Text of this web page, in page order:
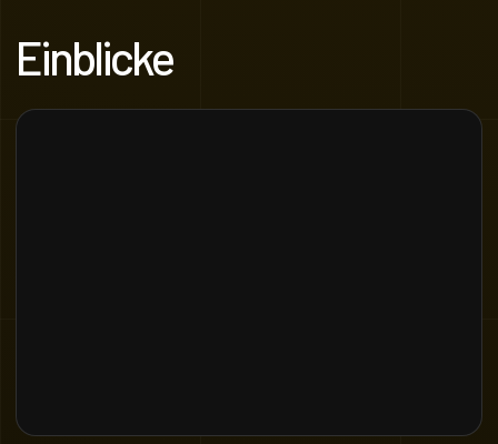
Einblicke